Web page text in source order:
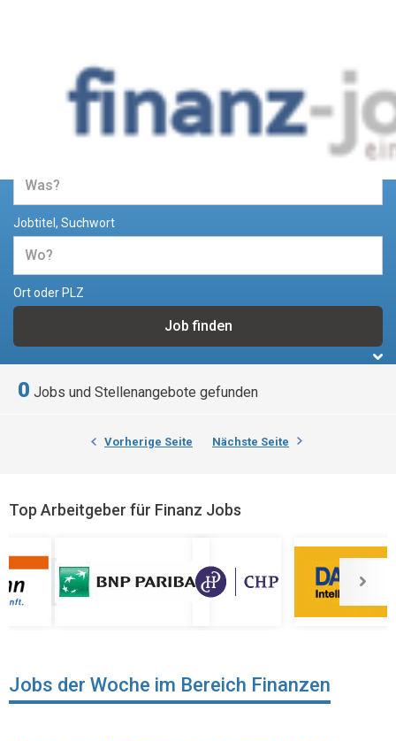
Jobs und Stellenangebote im
Bereich Finanzen
Jobtitel, Suchwort
Ort oder PLZ
0 Jobs und Stellenangebote gefunden
Vorherige Seite Nächste Seite
Top Arbeitgeber für Finanz Jobs
Jobs der Woche im Bereich Finanzen